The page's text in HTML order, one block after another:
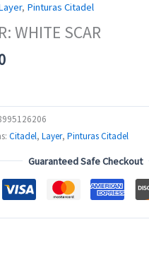
, Pinturas Citadel
WHITE SCAR
Citadel,Layer,Pinturas Citadel
Guaranteed Safe Checkout